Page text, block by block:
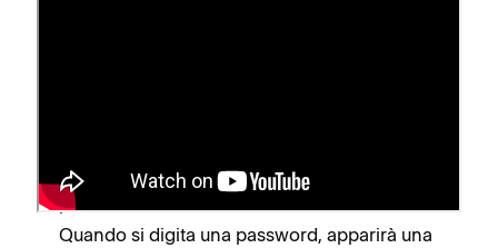
password dell'account Squarespace come
password del sito.
Quando si digita una password, apparirà una